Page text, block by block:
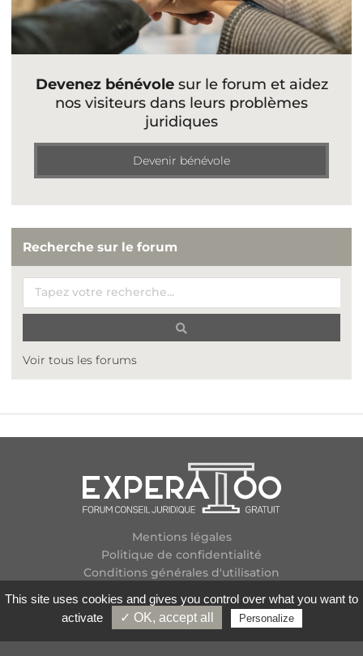
Devenez bénévolesur le forum et aidez
nos visiteurs dans leurs problèmes
juridiques
Devenir bénévole
Recherche sur le forum
Voir tous les forums
Mentions légales
Politique de confidentialité
Conditions générales d'utilisation
Contactez-nous
Flux RSS
Copyright
2026 Experatoo.com - Tous droits réservés
This site uses cookies and gives you control over what you want to
activate
✓ OK, accept all Personalize